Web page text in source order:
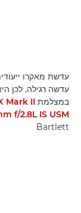
עדשת מאקרו
עדשה רגילה, לכן
במצלמת Mark II
f/2.8L IS USM
Bartlett